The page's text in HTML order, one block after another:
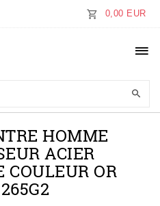
0,00 EUR
HOMME
ACIER
COULEUR OR